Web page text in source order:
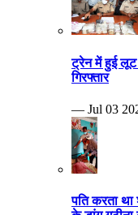
पति करता था
— Jun 06
युवक ने अपनी
— May 12